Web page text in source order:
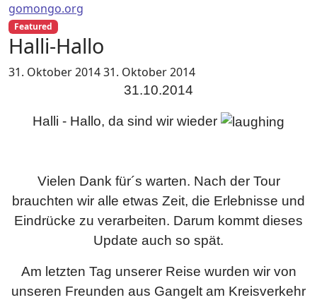
gomongo.org
Featured
Halli-Hallo
31. Oktober 201431. Oktober 2014
31.10.2014
Halli - Hallo, da sind wir wieder
Vielen Dank für´s warten. Nach der Tour
brauchten wir alle etwas Zeit, die Erlebnisse und
Eindrücke zu verarbeiten. Darum kommt dieses
Update auch so spät.
Am letzten Tag unserer Reise wurden wir von
unseren Freunden aus Gangelt am Kreisverkehr